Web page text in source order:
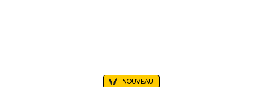
NOUVEAU